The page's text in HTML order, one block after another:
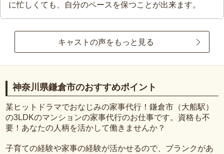
に忙しくても、自分のペースを保つことが出来ます。
キャストの声をもっと見る
神奈川県鎌倉市のおすすめポイント
某ヒットドラマでおなじみの家事代行！鎌倉市（大船駅）
の3LDKのマンションの家事代行のお仕事です。資格も不
要！あなたの人柄を活かして働きませんか？
子育ての経験や家事の経験が活かせるので、ブランクがあ